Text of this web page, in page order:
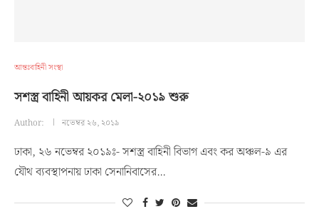
আন্তঃবাহিনী সংস্থা
সশস্ত্র বাহিনী আয়কর মেলা-২০১৯ শুরু
Author: নভেম্বর ২৬, ২০১৯
ঢাকা, ২৬ নভেম্বর ২০১৯ঃ- সশস্ত্র বাহিনী বিভাগ এবং কর অঞ্চল-৯ এর
যৌথ ব্যবস্থাপনায় ঢাকা সেনানিবাসের…